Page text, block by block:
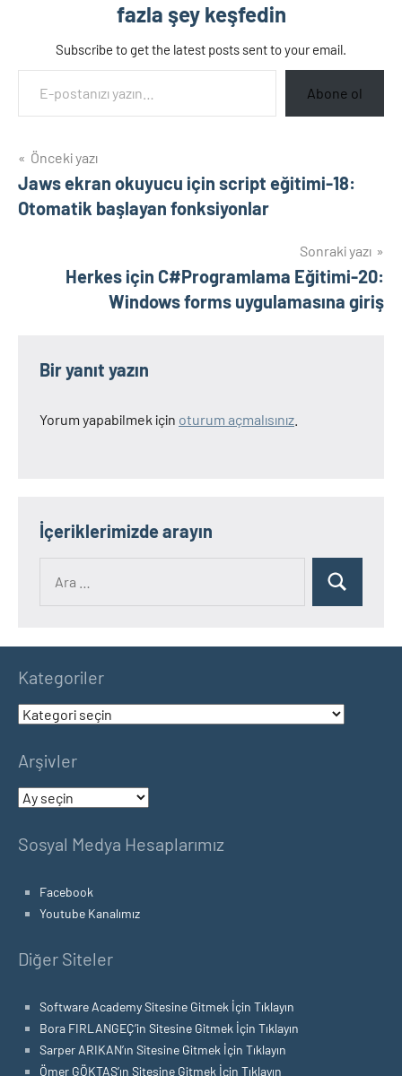
fazla şey keşfedin
Subscribe to get the latest posts sent to your email.
E-postanızı yazın…
Abone ol
Yazı
gezinmesi
Önceki yazı
Jaws ekran okuyucu için script eğitimi-18:
Otomatik başlayan fonksiyonlar
Sonraki yazı
Herkes için C#Programlama Eğitimi-20:
Windows forms uygulamasına giriş
Bir yanıt yazın
Yorum yapabilmek için oturum açmalısınız
İçeriklerimizde arayın
Ara
Kategoriler
Kategoriler
Arşivler
Arşivler
Sosyal Medya Hesaplarımız
Facebook
Youtube Kanalımız
Diğer Siteler
Software Academy Sitesine Gitmek İçin Tıklayın
Bora FIRLANGEÇ’in Sitesine Gitmek İçin Tıklayın
Sarper ARIKAN’ın Sitesine Gitmek İçin Tıklayın
Ömer GÖKTAŞ’ın Sitesine Gitmek İçin Tıklayın